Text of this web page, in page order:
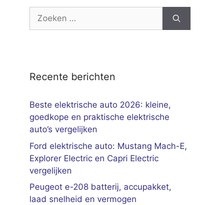
Zoek
Recente berichten
Beste elektrische auto 2026: kleine,
goedkope en praktische elektrische
auto’s vergelijken
Ford elektrische auto: Mustang Mach-E,
Explorer Electric en Capri Electric
vergelijken
Peugeot e-208 batterij, accupakket,
laad snelheid en vermogen